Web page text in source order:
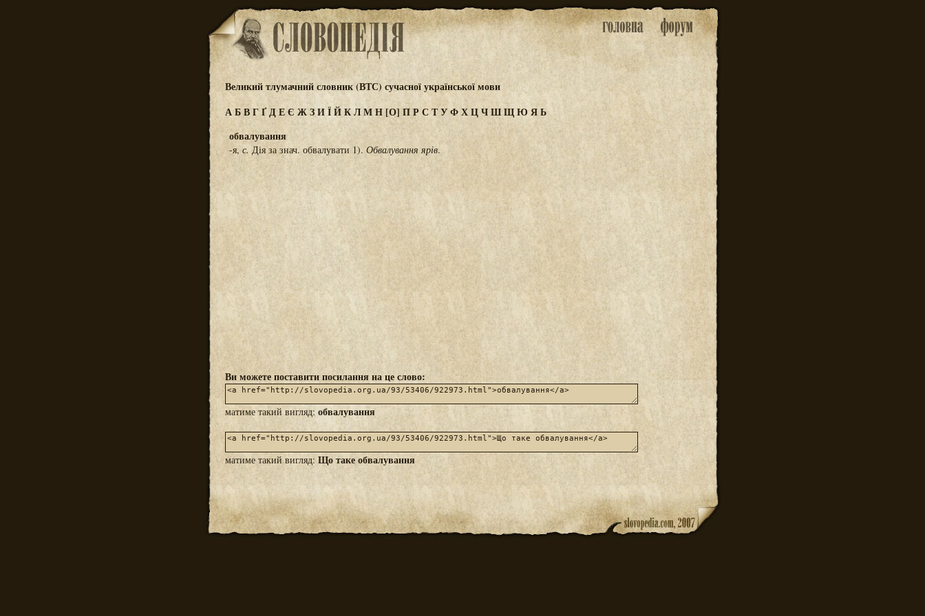
Великий тлумачний словник (ВТС) сучасної української мови
АБВГҐДЕЄ ЖЗИЇЙКЛМН[О] ПРС ТУФХЦЧШЩЮ ЯЬ
обвалування
-я,с. Дія за знач. обвалувати 1). Обвалування ярів.
Ви можете поставити посилання на це слово:
матиме такий вигляд: обвалування
матиме такий вигляд:Що таке обвалування